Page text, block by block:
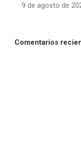
9 de agosto de
Comentarios